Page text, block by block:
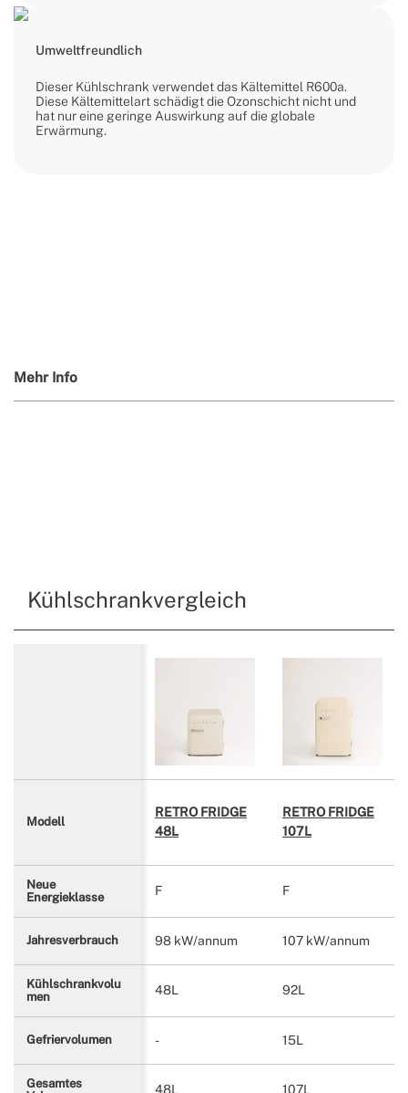
Umweltfreundlich
Dieser Kühlschrank verwendet das Kältemittel R600a.
Diese Kältemittelart schädigt die Ozonschicht nicht und
hat nur eine geringe Auswirkung auf die globale
Erwärmung.
Mehr Info
Kühlschrankvergleich
Modell
RETRO FRIDGE
48L
RETRO FRIDGE
107L
Neue
Energieklasse
F F
Jahresverbrauch 98 kW/annum 107 kW/annum
Kühlschrankvolu
men
48L 92L
Gefriervolumen - 15L
Gesamtes
48L 107L